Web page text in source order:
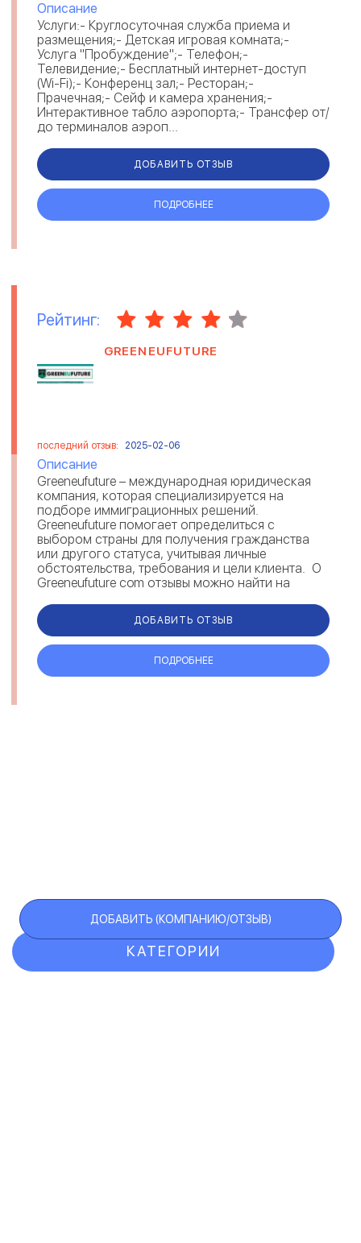
Описание
Услуги:- Круглосуточная служба приема и
размещения;- Детская игровая комната;-
Услуга "Пробуждение";- Телефон;-
Телевидение;- Бесплатный интернет-доступ
(Wi-Fi);- Конференц зал;- Ресторан;-
Прачечная;- Сейф и камера хранения;-
Интерактивное табло аэропорта;- Трансфер от/
до терминалов аэроп...
ДОБАВИТЬ ОТЗЫВ
ПОДРОБНЕЕ
Рейтинг:
GREENEUFUTURE
последний отзыв: 2025-02-06
Описание
Greeneufuture – международная юридическая
компания, которая специализируется на
подборе иммиграционных решений.
Greeneufuture помогает определиться с
выбором страны для получения гражданства
или другого статуса, учитывая личные
обстоятельства, требования и цели клиента. О
Greeneufuture com отзывы можно найти на
ДОБАВИТЬ ОТЗЫВ
ПОДРОБНЕЕ
КАТЕГОРИИ
ДОБАВИТЬ (КОМПАНИЮ/ОТЗЫВ)